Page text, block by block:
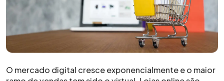
O mercado digital cresce exponencialmente e o maior